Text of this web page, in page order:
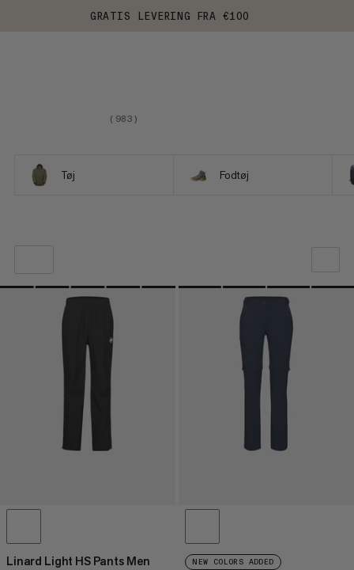
GRATIS LEVERING FRA €100
( 983 )
Tøj Fodtøj
VORES ANBEFALING
PRIS LAV TIL HØJ
PRIS HØJ TIL LAV
HVAD ER NYT
Linard Light HS Pants Men NEW COLORS ADDED